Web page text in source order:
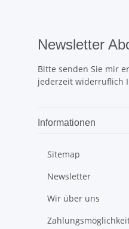
Newsletter
Bitte senden Sie mir
jederzeit widerruflich
Informationen
Sitemap
Newsletter
Wir über uns